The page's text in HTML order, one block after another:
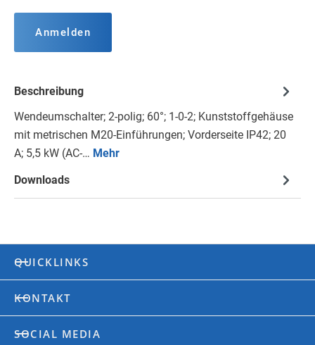
Anmelden
Beschreibung
Wendeumschalter; 2-polig; 60°; 1-0-2; Kunststoffgehäuse
mit metrischen M20-Einführungen; Vorderseite IP42; 20
A; 5,5 kW (AC-… Mehr
Downloads
QUICKLINKS
KONTAKT
SOCIAL MEDIA